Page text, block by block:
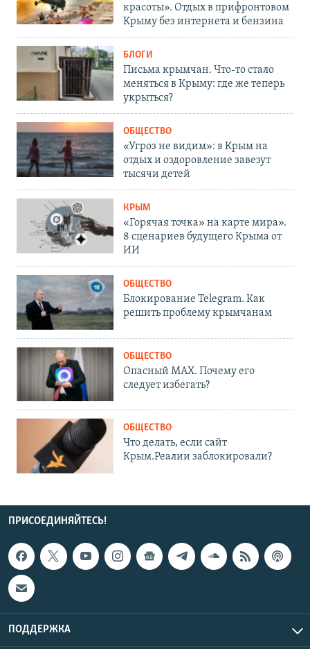
красоты». Отдых в прифронтовом
Крыму без интернета и бензина
БЛОГИ
Письма крымчан. Что-то стало
меняться в Крыму: где же теперь
укрыться?
ОБЩЕСТВО
«Угроз не видим»: в Крым на
отдых и оздоровление завезут
тысячи детей
КРЫМ
«Горячая точка» на карте мира».
8 сценариев будущего Крыма от
ИИ
ОБЩЕСТВО
Блокирование Telegram. Как
решить проблему крымчанам
ОБЩЕСТВО
Опасный MAX. Почему его
следует избегать?
ОБЩЕСТВО
Что делать, если сайт
Крым.Реалии заблокировали?
ПРИСОЕДИНЯЙТЕСЬ!
ПОДДЕРЖКА